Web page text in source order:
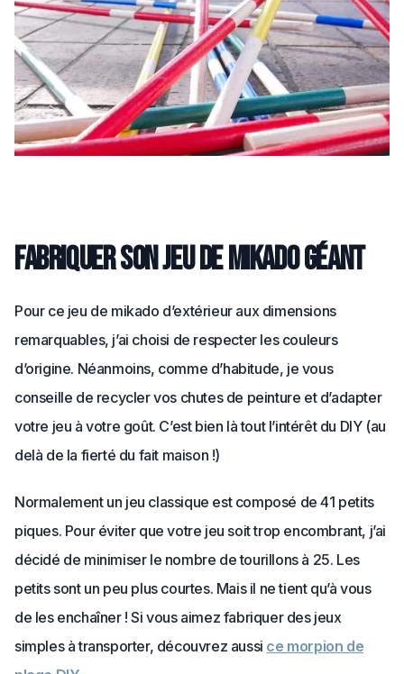
Fabriquer son jeu de mikado géant
Pour ce jeu de mikado d’extérieur aux dimensions
remarquables, j’ai choisi de respecter les couleurs
d’origine. Néanmoins, comme d’habitude, je vous
conseille de recycler vos chutes de peinture et d’adapter
votre jeu à votre goût. C’est bien là tout l’intérêt du DIY (au
delà de la fierté du fait maison !)
Normalement un jeu classique est composé de 41 petits
piques. Pour éviter que votre jeu soit trop encombrant, j’ai
décidé de minimiser le nombre de tourillons à 25. Les
petits sont un peu plus courtes. Mais il ne tient qu’à vous
de les enchaîner ! Si vous aimez fabriquer des jeux
simples à transporter, découvrez aussi ce morpion de